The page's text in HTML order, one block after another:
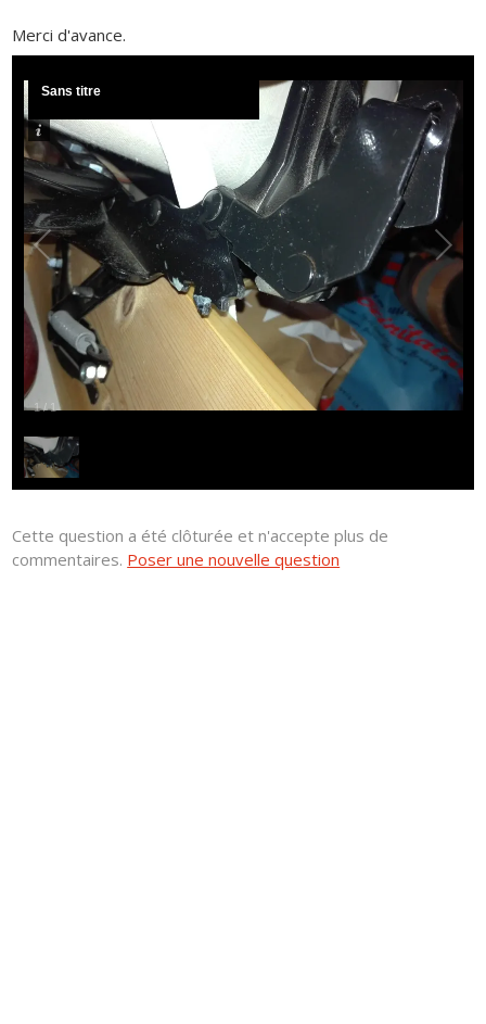
Merci d'avance.
1/1
Sans titre
Cette question a été clôturée et n'accepte plus de
commentaires. Poser une nouvelle question